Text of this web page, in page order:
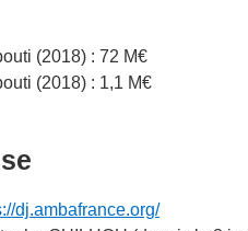
(2018) : 72 M€
(2018) : 1,1 M€
dj.ambafrance.org/